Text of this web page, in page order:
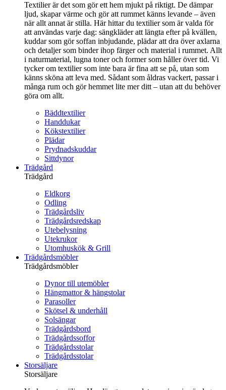
Textilier är det som gör ett hem mjukt på riktigt. De dämpar
ljud, skapar värme och gör att rummet känns levande – även
när allt annat är stilla. Här hittar du textilier som är valda för
att användas varje dag: sängkläder att längta efter på kvällen,
kuddar som gör soffan inbjudande, plädar att dra över axlarna
och detaljer som binder ihop färger och material i rummet. Allt
i naturmaterial, lugna toner och former som håller över tid. Vi
tycker om textilier som inte bara är fina att se på, utan som
känns sköna att leva med. Sådant som åldras vackert, passar i
många rum och gör hemmet lite mer ditt – utan att du behöver
göra om allt.
Bäddtextilier
Handdukar
Kökstextilier
Plädar
Prydnadskuddar
Sittdynor
Trädgård
Trädgård
Eldkorg
Odling
Trädgårdsliv
Trädgårdsredskap
Utebelysning
Utekrukor
Utomhuskök & Grill
Trädgårdsmöbler
Trädgårdsmöbler
Dynor till utemöbler
Hängmattor & hängstolar
Parasoller
Skötsel & underhåll
Solsängar
Trädgårdsbord
Trädgårdssoffor
Trädgårdsstolar
Trädgårdsstolar
Storsäljare
Storsäljare